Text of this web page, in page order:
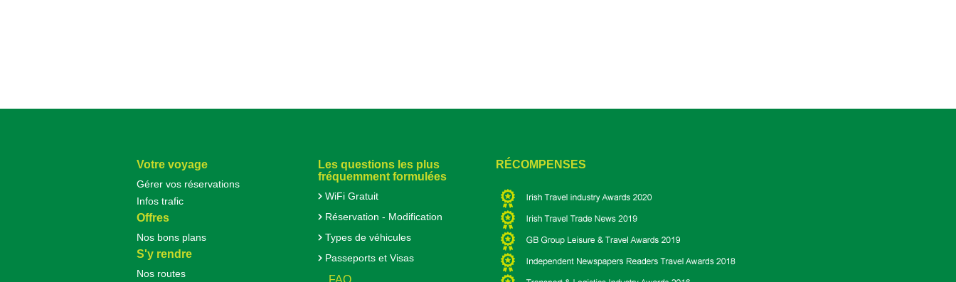
Votre voyage
Gérer vos réservations
Infos trafic
Offres
Nos bons plans
S'y rendre
Nos routes
Les questions les plus
fréquemment formulées
WiFi Gratuit
Réservation - Modification
Types de véhicules
Passeports et Visas
FAQ
RÉCOMPENSES